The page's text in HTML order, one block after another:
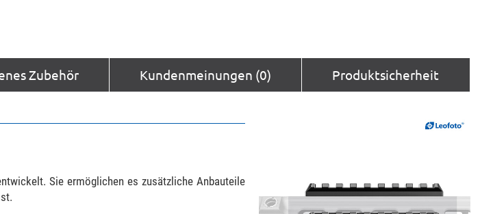
Zubehör Kundenmeinungen (0) Produktsicherheit
Sie ermöglichen es zusätzliche Anbauteile